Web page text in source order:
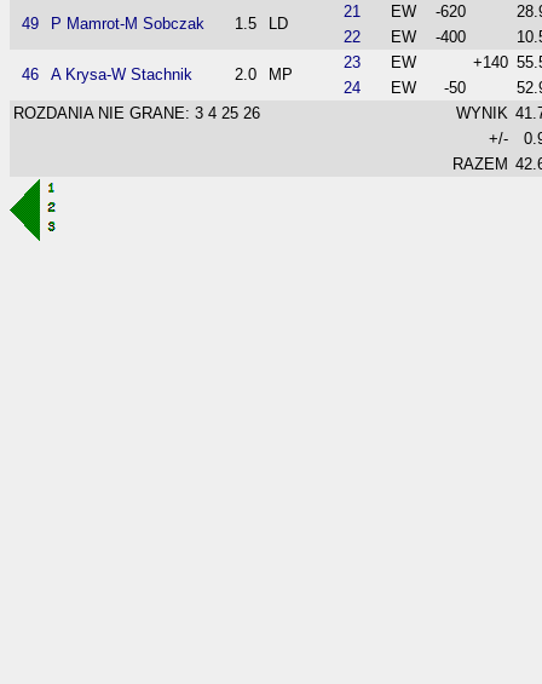
49 P Mamrot-M Sobczak 1.5 LD
21 EW -620
22
EW -400
46 A Krysa-W Stachnik 2.0 MP
23 EW +140
24
EW -50
ROZDANIA NIE GRANE: 3 4 25 26
WYNIK
+/-
RAZEM